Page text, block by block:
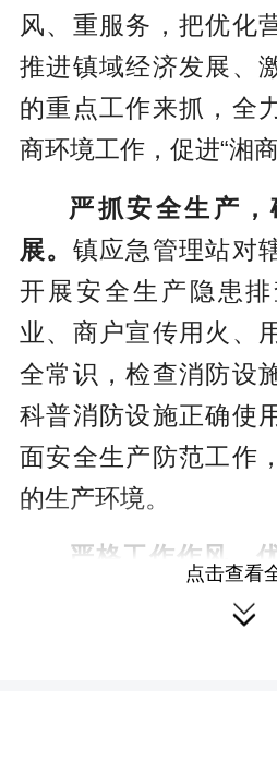
风、重服务，把优化
推进镇域经济发展、
的重点工作来抓，全
商环境工作，促进“湘商
严抓安全生产
展。 镇应急管理站对
开展安全生产隐患
业、商户宣传用火、
全常识，检查消防设
科普消防设施正确使
面安全生产防范工作
的生产环境。
严格工作作风，
末年初是湘商回归的
点击查看
